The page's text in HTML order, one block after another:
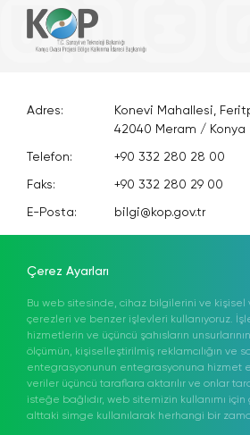
Adres:
Konevi Mahallesi,
42040 Meram / Konya
Telefon:
+90 332 280 28 00
Faks:
+90 332 280 29 00
E-Posta:
bilgi@kop.gov.tr
KEP:
kopbki@hs01.kep.tr
Anasayfa
Elektronik Proje İzleme
Sosyal Medyada
Bizi Takip Edin!
Çerez Ayarları
Bu web sitesinde, cihaz bilgilerini ve kişisel
çerezleri ve benzer işlevleri kullanıyoruz.
hizmetlerin ve üçüncü şahısların
ölçümün, kişiselleştirilmiş reklamcılığın ve
entegrasyonunun entegrasyonuna hizmet
veriler üçüncü taraflara aktarılır ve onlar
isteğe bağlıdır, web sitemizin kullanımı
alttaki simge kullanılarak herhangi bir